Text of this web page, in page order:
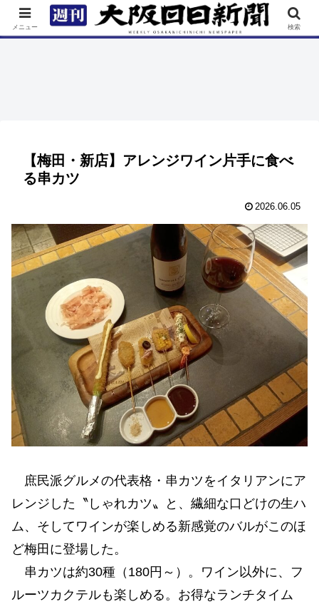
TOP 特集 ニュース 連載 街ネタ イベント
【梅田・新店】アレンジワイン片手に食べ
る串カツ
2026.06.05
庶民派グルメの代表格・串カツをイタリアンにア
レンジした〝しゃれカツ〟と、繊細な口どけの生ハ
ム、そしてワインが楽しめる新感覚のバルがこのほ
ど梅田に登場した。
串カツは約30種（180円～）。ワイン以外に、フ
ルーツカクテルも楽しめる。お得なランチタイム
メニュー 検索